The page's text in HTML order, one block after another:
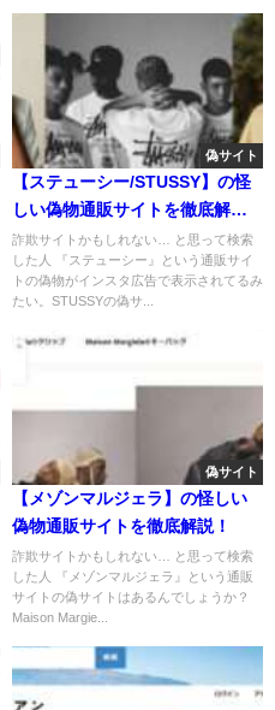
偽サイト
【ステューシー/STUSSY】の怪
しい偽物通販サイトを徹底解
説！
詐欺サイトかもしれない… と思って検索
した人 『ステューシー』という通販サイ
トの偽物がインスタ広告で表示されてるみ
たい。STUSSYの偽サ...
偽サイト
【メゾンマルジェラ】の怪しい
偽物通販サイトを徹底解説！
詐欺サイトかもしれない… と思って検索
した人 『メゾンマルジェラ』という通販
サイトの偽サイトはあるんでしょうか？
Maison Margie...